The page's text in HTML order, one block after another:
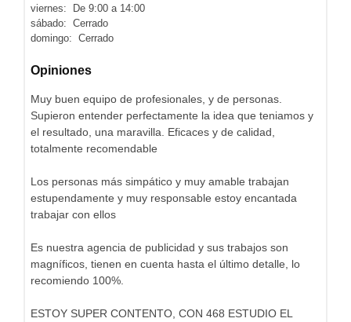
viernes: De 9:00 a 14:00
sábado: Cerrado
domingo: Cerrado
Opiniones
Muy buen equipo de profesionales, y de personas.
Supieron entender perfectamente la idea que teniamos y
el resultado, una maravilla. Eficaces y de calidad,
totalmente recomendable
Los personas más simpático y muy amable trabajan
estupendamente y muy responsable estoy encantada
trabajar con ellos
Es nuestra agencia de publicidad y sus trabajos son
magníficos, tienen en cuenta hasta el último detalle, lo
recomiendo 100%.
ESTOY SUPER CONTENTO, CON 468 ESTUDIO EL